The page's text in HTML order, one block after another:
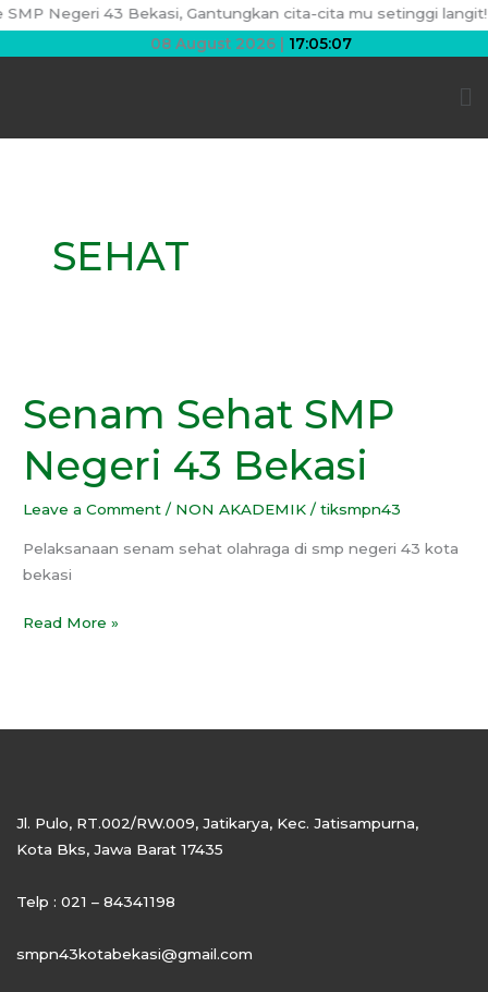
to
content
Negeri 43 Bekasi, Gantungkan cita-cita mu setinggi
08 August 2026 | 17:05:07
SEHAT
Senam Sehat SMP
Negeri 43 Bekasi
Leave a Comment / NON AKADEMIK /tiksmpn43
Pelaksanaan senam sehat olahraga di smp negeri 43 kota
bekasi
SMP
Negeri
43
Bekasi
Read More »
Jl. Pulo, RT.002/RW.009, Jatikarya, Kec. Jatisampurna,
Kota Bks, Jawa Barat 17435
Telp : 021 – 84341198
smpn43kotabekasi@gmail.com